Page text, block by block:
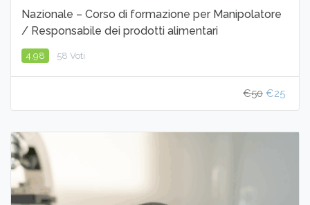
Nazionale – Corso di formazione per Manipolatore
/ Responsabile dei prodotti alimentari
4.98 58 Voti
€50 €25